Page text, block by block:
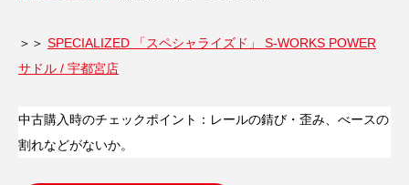
＞＞ SPECIALIZED 「スペシャライズド」 S-WORKS POWER
サドル / 宇都宮店
中古購入時のチェックポイント：レールの錆び・歪み、べースの
割れなどがないか。